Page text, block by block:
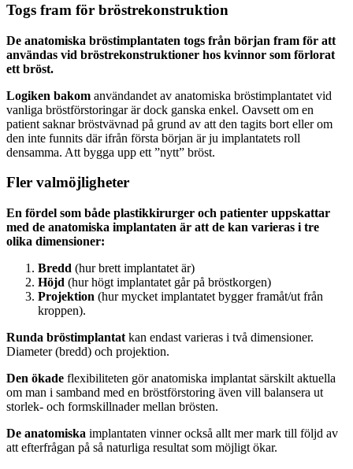
Togs fram för bröstrekonstruktion
De anatomiska bröstimplantaten togs från början fram för att
användas vid bröstrekonstruktioner hos kvinnor som förlorat
ett bröst.
Logiken bakom användandet av anatomiska bröstimplantatet vid
vanliga bröstförstoringar är dock ganska enkel. Oavsett om en
patient saknar bröstvävnad på grund av att den tagits bort eller om
den inte funnits där ifrån första början är ju implantatets roll
densamma. Att bygga upp ett ”nytt” bröst.
Fler valmöjligheter
En fördel som både plastikkirurger och patienter uppskattar
med de anatomiska implantaten är att de kan varieras i tre
olika dimensioner:
Bredd (hur brett implantatet är)
Höjd (hur högt implantatet går på bröstkorgen)
Projektion (hur mycket implantatet bygger framåt/ut från
kroppen).
Runda bröstimplantat kan endast varieras i två dimensioner.
Diameter (bredd) och projektion.
Den ökade flexibiliteten gör anatomiska implantat särskilt aktuella
om man i samband med en bröstförstoring även vill balansera ut
storlek- och formskillnader mellan brösten.
De anatomiska implantaten vinner också allt mer mark till följd av
att efterfrågan på så naturliga resultat som möjligt ökar.